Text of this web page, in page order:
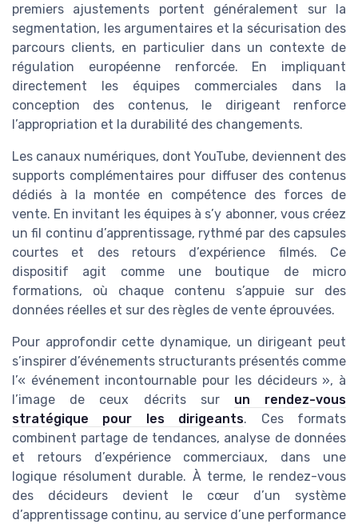
premiers ajustements portent généralement sur la
segmentation, les argumentaires et la sécurisation des
parcours clients, en particulier dans un contexte de
régulation européenne renforcée. En impliquant
directement les équipes commerciales dans la
conception des contenus, le dirigeant renforce
l’appropriation et la durabilité des changements.
Les canaux numériques, dont YouTube, deviennent des
supports complémentaires pour diffuser des contenus
dédiés à la montée en compétence des forces de
vente. En invitant les équipes à s’y abonner, vous créez
un fil continu d’apprentissage, rythmé par des capsules
courtes et des retours d’expérience filmés. Ce
dispositif agit comme une boutique de micro
formations, où chaque contenu s’appuie sur des
données réelles et sur des règles de vente éprouvées.
Pour approfondir cette dynamique, un dirigeant peut
s’inspirer d’événements structurants présentés comme
l’« événement incontournable pour les décideurs », à
l’image de ceux décrits sur un rendez-vous
stratégique pour les dirigeants. Ces formats
combinent partage de tendances, analyse de données
et retours d’expérience commerciaux, dans une
logique résolument durable. À terme, le rendez-vous
des décideurs devient le cœur d’un système
d’apprentissage continu, au service d’une performance